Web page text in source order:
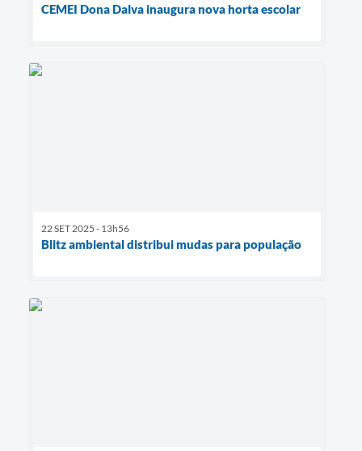
CEMEI Dona Dalva inaugura nova horta escolar
22 SET 2025 - 13h56
Blitz ambiental distribui mudas para população